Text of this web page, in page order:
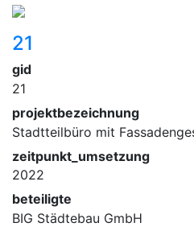
21
gid
21
projektbezeichnung
Stadtteilbüro mit
zeitpunkt_umsetzung
2022
beteiligte
BIG Städtebau GmbH